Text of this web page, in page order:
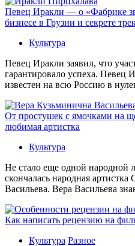
Певец Иракли — о «Фабрике
бизнесе в Грузии и секрете
Культура
Певец Иракли заявил, что
гарантировало успеха. Певец
известен на всю Россию в
От простушек с ямочками на
любимая артистка
Культура
Не стало еще одной народной
скончалась народная
Васильева. Вера Васильева
Как написать рецензию на
Культура Разное